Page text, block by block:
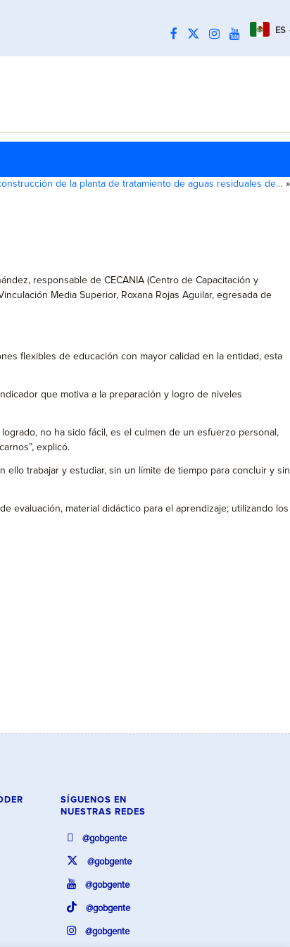
ES
de la planta de tratamiento de aguas residuales de… »
responsable de CECANIA (Centro de Capacitación y
Media Superior, Roxana Rojas Aguilar, egresada de
flexibles de educación con mayor calidad en la entidad, esta
que motiva a la preparación y logro de niveles
no ha sido fácil, es el culmen de un esfuerzo personal,
explicó.
trabajar y estudiar, sin un límite de tiempo para concluir y sin
evaluación, material didáctico para el aprendizaje; utilizando los
SÍGUENOS EN
NUESTRAS REDES
@gobgente
@gobgente
@gobgente
@gobgente
@gobgente